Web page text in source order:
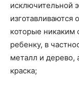
исключительной
изготавливаются
которые никаким
ребенку, в
металл и дерево,
краска;